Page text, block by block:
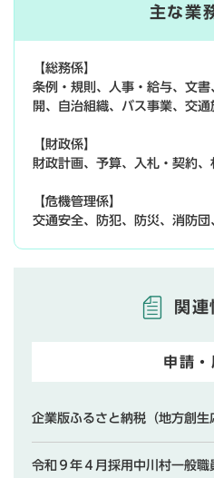
主な業
【総務係】
条例・規則、人事・給与、文
開、自治組織、バス事業、交
【財政係】
財政計画、予算、入札・契約
【危機管理係】
交通安全、防犯、防災、消防
関連
申請・
企業版ふるさと納税（地方創生
令和９年４月採用中川村一般職